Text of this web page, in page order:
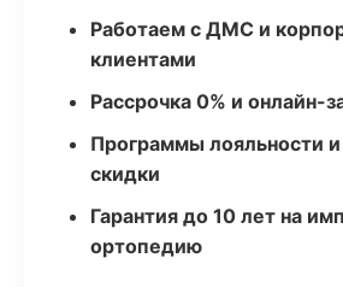
Работаем с ДМС и
клиентами
Рассрочка 0% и онлайн-
Программы лояльности
скидки
Гарантия до 10 лет на
ортопедию